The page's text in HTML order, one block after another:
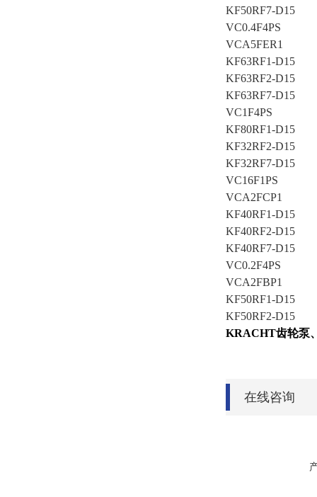
KF50RF7-D15
VC0.4F4PS
VCA5FER1
KF63RF1-D15
KF63RF2-D15
KF63RF7-D15
VC1F4PS
KF80RF1-D15
KF32RF2-D15
KF32RF7-D15
VC16F1PS
VCA2FCP1
KF40RF1-D15
KF40RF2-D15
KF40RF7-D15
VC0.2F4PS
VCA2FBP1
KF50RF1-D15
KF50RF2-D15
KRACHT齿轮泵
在线咨询